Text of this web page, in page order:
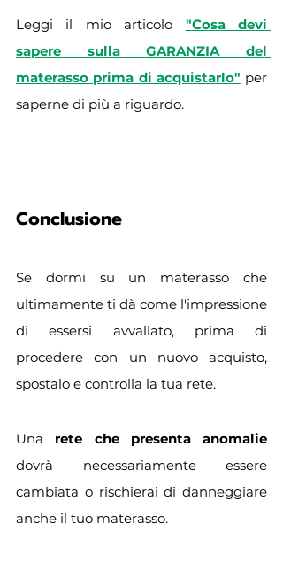
Leggi il mio articolo "Cosa devi
sapere sulla GARANZIA del
materasso prima di acquistarlo" per
saperne di più a riguardo.
Conclusione
Se dormi su un materasso che
ultimamente ti dà come l'impressione
di essersi avvallato, prima di
procedere con un nuovo acquisto,
spostalo e controlla la tua rete.
Una rete che presenta anomalie
dovrà necessariamente essere
cambiata o rischierai di danneggiare
anche il tuo materasso.